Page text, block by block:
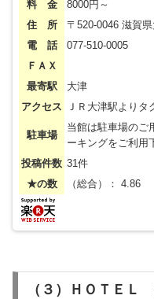
料 金
8000円～
住 所
〒520-0046 滋賀
電 話
077-510-0005
ＦＡＸ
最寄駅
大津
アクセス
ＪＲ大津駅より
駐車場
当館は駐車場のご
ーキングをご利用
投稿件数 31件
★の数
（総合）： 4.86
（３）ＨＯＴＥ